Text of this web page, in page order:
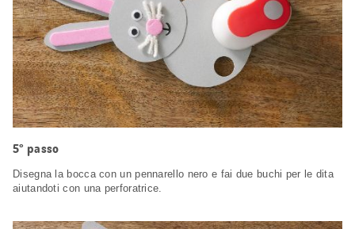
5° passo
Disegna la bocca con un pennarello nero e fai due buchi per le dita
aiutandoti con una perforatrice.